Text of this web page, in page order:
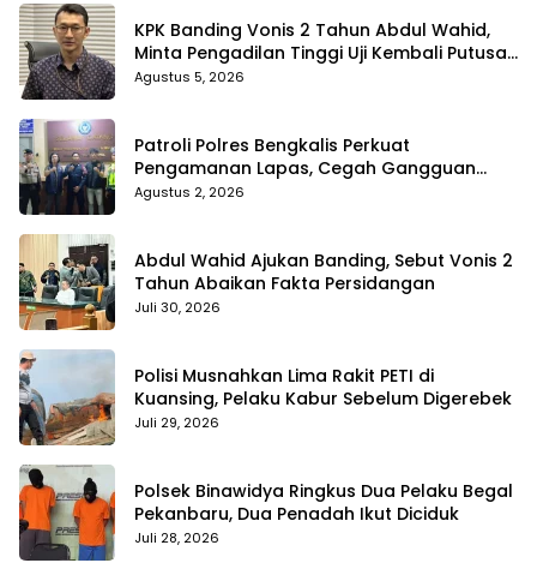
KPK Banding Vonis 2 Tahun Abdul Wahid,
Minta Pengadilan Tinggi Uji Kembali Putusan
Tipikor
Agustus 5, 2026
Patroli Polres Bengkalis Perkuat
Pengamanan Lapas, Cegah Gangguan
Kamtib Sejak Dini
Agustus 2, 2026
Abdul Wahid Ajukan Banding, Sebut Vonis 2
Tahun Abaikan Fakta Persidangan
Juli 30, 2026
Polisi Musnahkan Lima Rakit PETI di
Kuansing, Pelaku Kabur Sebelum Digerebek
Juli 29, 2026
Polsek Binawidya Ringkus Dua Pelaku Begal
Pekanbaru, Dua Penadah Ikut Diciduk
Juli 28, 2026